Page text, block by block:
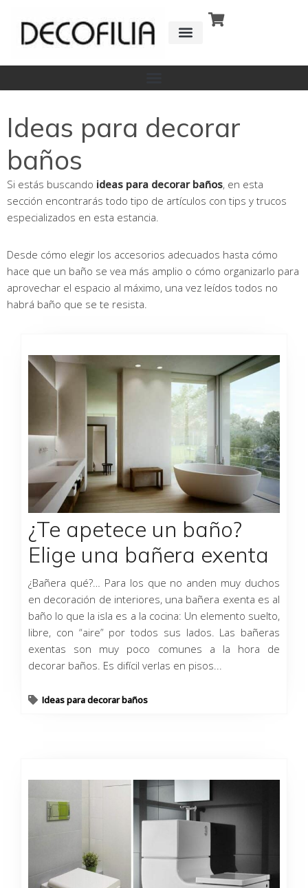
contenido
Ideas para decorar
baños
Si estás buscando ideas para decorar baños, en esta
sección encontrarás todo tipo de artículos con tips y trucos
especializados en esta estancia.
Desde cómo elegir los accesorios adecuados hasta cómo
hace que un baño se vea más amplio o cómo organizarlo para
aprovechar el espacio al máximo, una vez leídos todos no
habrá baño que se te resista.
¿Te apetece un baño?
Elige una bañera exenta
¿Bañera qué?… Para los que no anden muy duchos
en decoración de interiores, una bañera exenta es al
baño lo que la isla es a la cocina: Un elemento suelto,
libre, con “aire” por todos sus lados. Las bañeras
exentas son muy poco comunes a la hora de
decorar baños. Es difícil verlas en pisos...
Ideas para decorar baños